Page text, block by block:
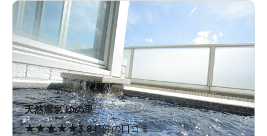
天然温泉 ゆの里
★★★★★3.845件の口コミ